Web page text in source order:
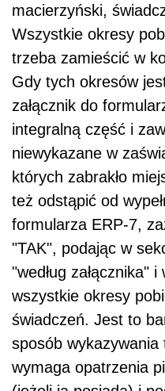
macierzyński,
Wszystkie okresy
trzeba zamieścić w
Gdy tych okresów
załącznik do
integralną część i
niewykazane w
których zabrakło
też odstąpić od
formularza ERP-7,
"TAK", podając w
"według załącznika"
wszystkie okresy
świadczeń. Jest to
sposób wykazywania
wymaga opatrzenia